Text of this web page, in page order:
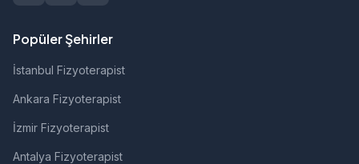
Popüler Şehirler
İstanbul Fizyoterapist
Ankara Fizyoterapist
İzmir Fizyoterapist
Antalya Fizyoterapist